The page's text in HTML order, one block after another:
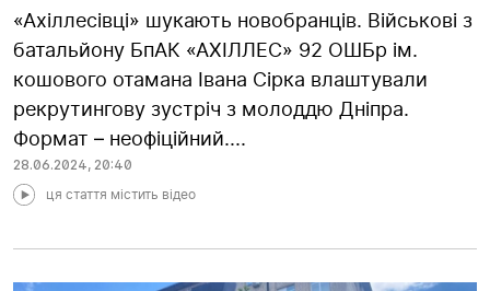
«Ахіллесівці» шукають новобранців. Військові з
батальйону БпАК «АХІЛЛЕС» 92 ОШБр ім.
кошового отамана Івана Сірка влаштували
рекрутингову зустріч з молоддю Дніпра.
Формат – неофіційний....
28.06.2024, 20:40
ця стаття містить відео